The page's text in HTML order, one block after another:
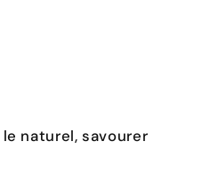
naturel, savourer